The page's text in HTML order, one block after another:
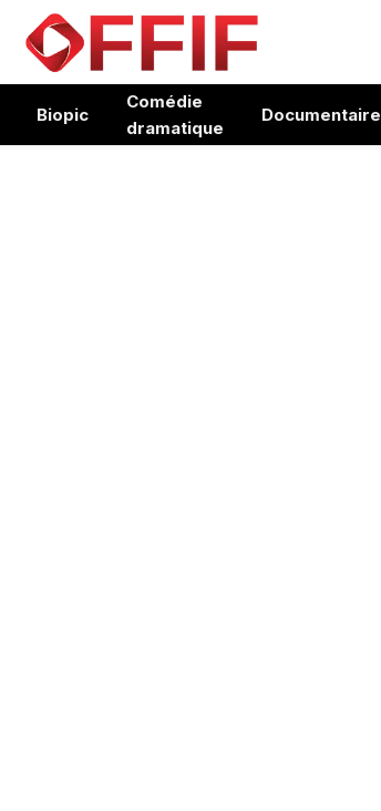
Biopic
Comédie
dramatique
Documentaire